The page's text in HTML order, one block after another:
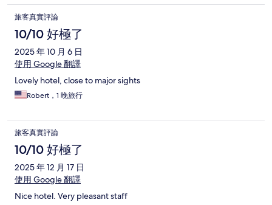
旅客真實評論
10/10 好極了
2025 年 10 月 6 日
使用 Google 翻譯
Lovely hotel, close to major sights
Robert，1 晚旅行
旅客真實評論
10/10 好極了
2025 年 12 月 17 日
使用 Google 翻譯
Nice hotel. Very pleasant staff